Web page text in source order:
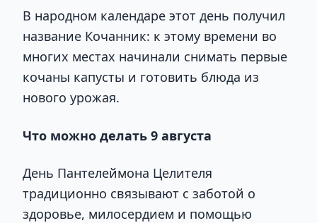
В народном календаре этот день получил
название Кочанник: к этому времени во
многих местах начинали снимать первые
кочаны капусты и готовить блюда из
нового урожая.
Что можно делать 9 августа
День Пантелеймона Целителя
традиционно связывают с заботой о
здоровье, милосердием и помощью